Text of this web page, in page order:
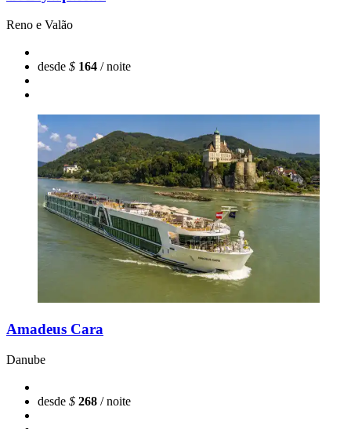
Reno e Valão
desde $ 164 / noite
Amadeus Cara
Danube
desde $ 268 / noite